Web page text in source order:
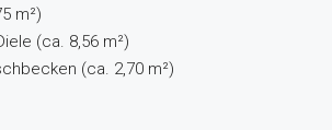
m²)
(ca. 8,56 m²)
(ca. 2,70 m²)